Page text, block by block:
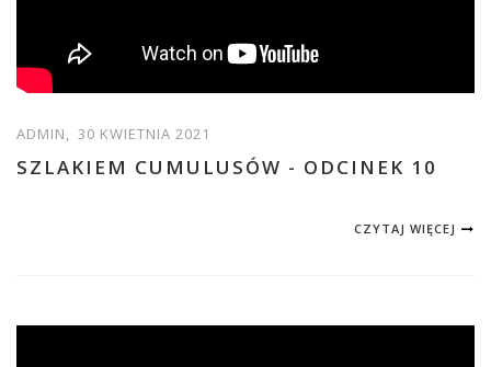
ADMIN, 30 KWIETNIA 2021
SZLAKIEM CUMULUSÓW - ODCINEK 10
CZYTAJ WIĘCEJ